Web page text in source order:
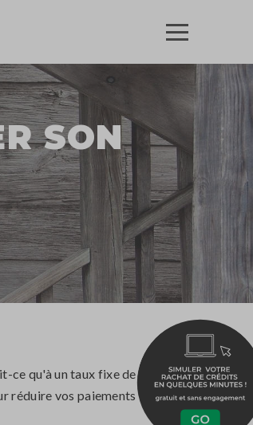
SON
ce qu'à un taux fixe de
réduire vos paiements